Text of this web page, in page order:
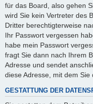
für das Board, also gehen
wird Sie kein Vertreter des
Dritter berechtigterweise
Ihr Passwort vergessen
habe mein Passwort
fragt Sie dann nach Ihrem
Adresse und sendet
diese Adresse, mit dem Sie
GESTATTUNG DER